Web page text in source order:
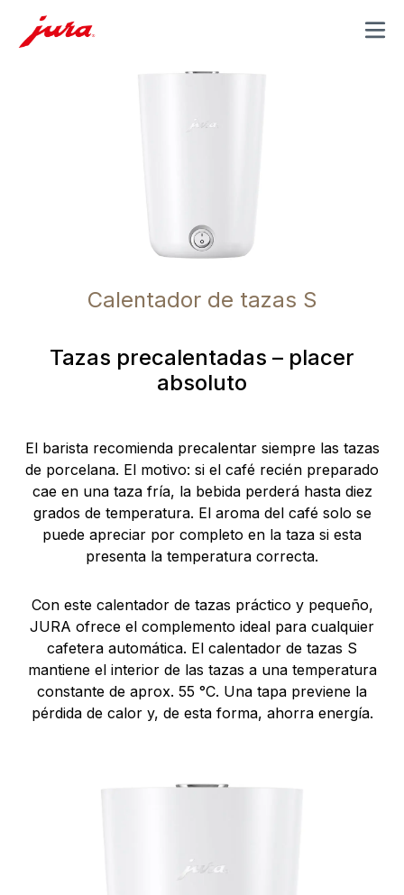
MENU
Calentador de tazas S
Tazas precalentadas – placer
absoluto
El barista recomienda precalentar siempre las tazas
de porcelana. El motivo: si el café recién preparado
cae en una taza fría, la bebida perderá hasta diez
grados de temperatura. El aroma del café solo se
puede apreciar por completo en la taza si esta
presenta la temperatura correcta.
Con este calentador de tazas práctico y pequeño,
JURA ofrece el complemento ideal para cualquier
cafetera automática. El calentador de tazas S
mantiene el interior de las tazas a una temperatura
constante de aprox. 55 °C. Una tapa previene la
pérdida de calor y, de esta forma, ahorra energía.